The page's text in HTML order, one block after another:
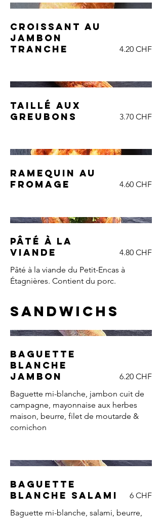
Croissant au
jambon
tranche
4.20 CHF
Taillé aux
greubons
3.70 CHF
Ramequin au
fromage
4.60 CHF
Pâté à la
viande
Pâté à la viande du Petit-Encas à
Étagnières. Contient du porc.
4.80 CHF
Sandwichs
Baguette
blanche
jambon
Baguette mi-blanche, jambon cuit de
campagne, mayonnaise aux herbes
maison, beurre, filet de moutarde &
cornichon
6.20 CHF
Baguette
blanche salami
Baguette mi-blanche, salami, beurre,
6 CHF